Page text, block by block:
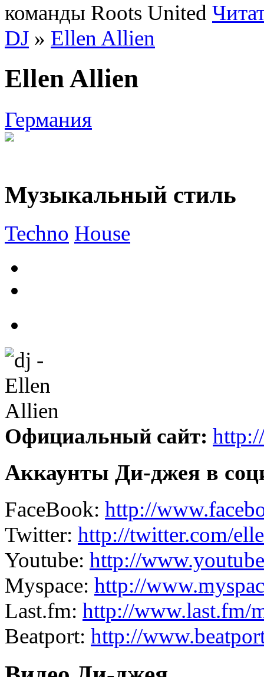
команды Roots United
DJ » Ellen Allien
Ellen Allien
Германия
Музыкальный стиль
Techno House
Официальный сайт:
Аккаунты Ди-джея в
FaceBook: http://
Twitter: http://twitter.com/
Youtube: http://
Myspace: http://
Last.fm: http://www.last.fm/
Beatport: http://